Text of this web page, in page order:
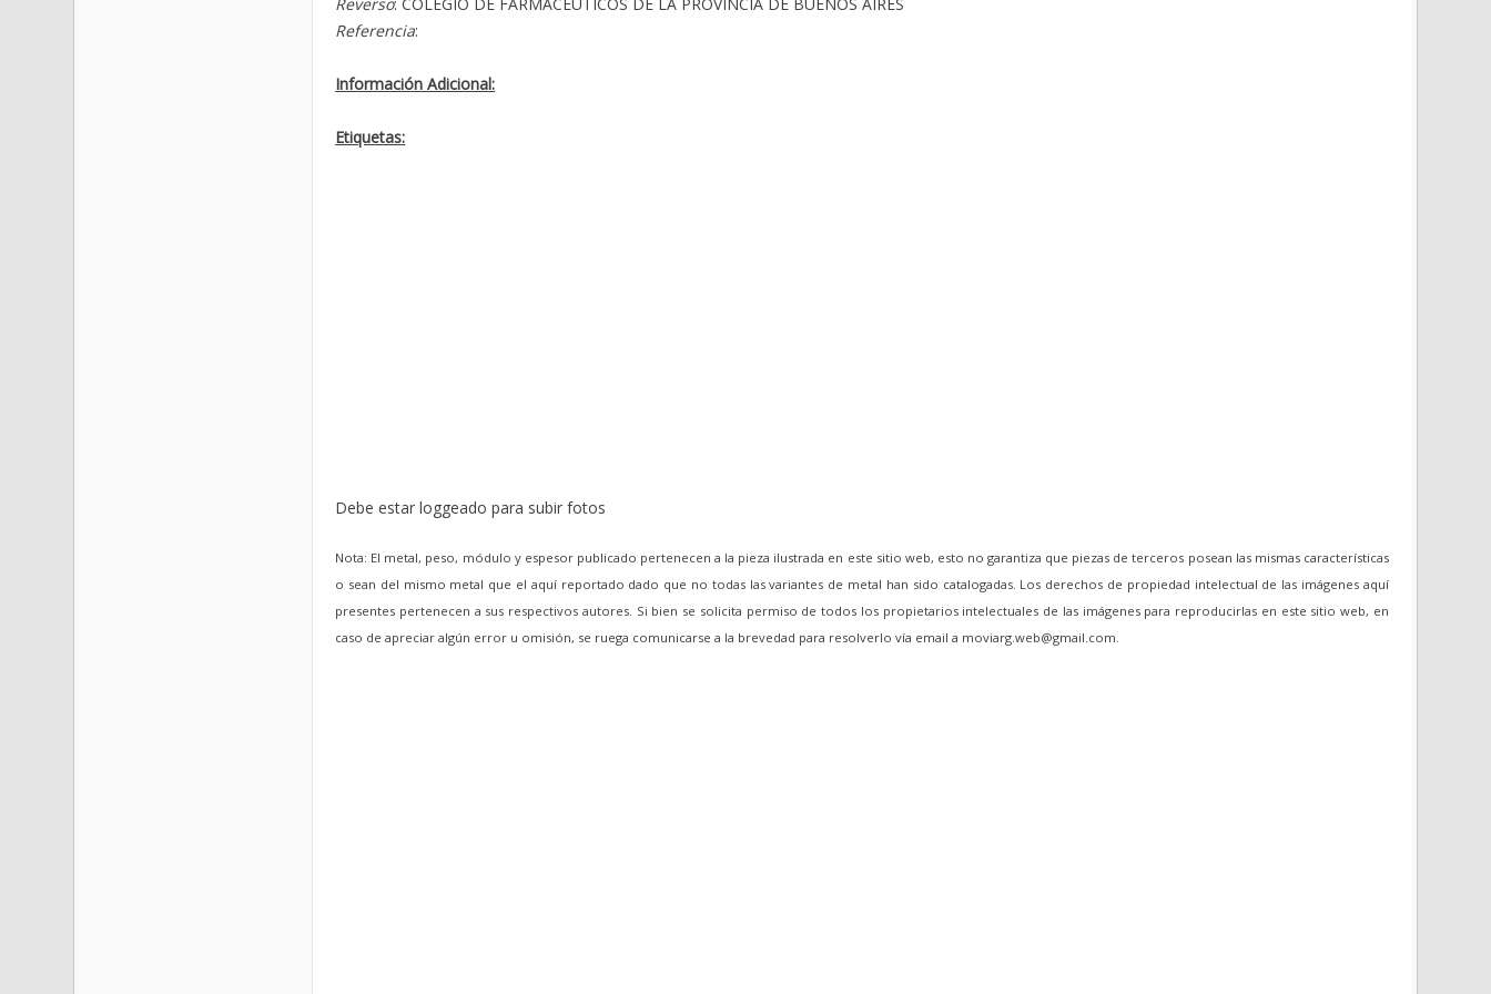
Referencia:
Información Adicional:
Etiquetas:
Debe estar loggeado para subir fotos
Nota: El metal, peso, módulo y espesor publicado pertenecen a la pieza ilustrada en este sitio web, esto no garantiza que piezas de terceros posean las mismas características
o sean del mismo metal que el aquí reportado dado que no todas las variantes de metal han sido catalogadas. Los derechos de propiedad intelectual de las imágenes aquí
presentes pertenecen a sus respectivos autores. Si bien se solicita permiso de todos los propietarios intelectuales de las imágenes para reproducirlas en este sitio web, en
caso de apreciar algún error u omisión, se ruega comunicarse a la brevedad para resolverlo vía email a moviarg.web@gmail.com.